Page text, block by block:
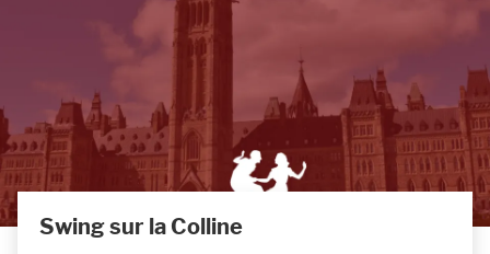
Swing sur la Colline